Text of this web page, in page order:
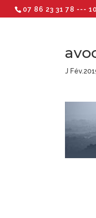
07 86 23 31 78 ---
J